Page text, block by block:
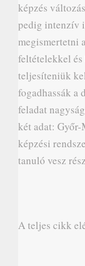
képzés
pedig intenzív
megismertetni
feltételekkel és
teljesíteniük
fogadhassák a
feladat
két adat: Győr-
képzési
tanuló vesz
A teljes cikk